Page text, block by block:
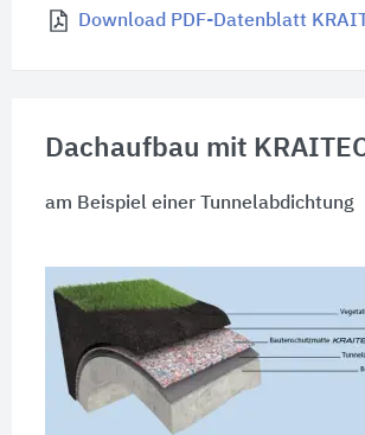
Download PDF-Datenblatt
Dachaufbau mit
am Beispiel einer Tunnelabdichtung